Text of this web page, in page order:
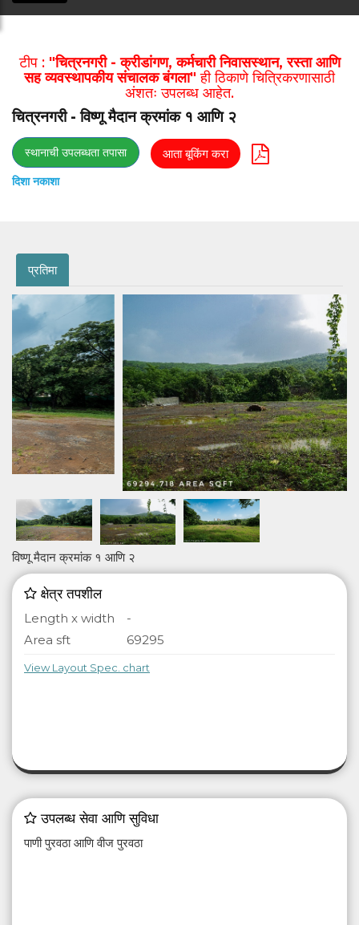
टीप : "चित्रनगरी - क्रीडांगण, कर्मचारी निवासस्थान, रस्ता आणि
सह व्यवस्थापकीय संचालक बंगला" ही ठिकाणे चित्रिकरणासाठी
अंशतः उपलब्ध आहेत.
चित्रनगरी - विष्णू मैदान क्रमांक १ आणि २
स्थानाची उपलब्धता तपासा आता बूकिंग करा
दिशा नकाशा
प्रतिमा
विष्णू मैदान क्रमांक १ आणि २
क्षेत्र तपशील
Length x width
-
Area sft
69295
View Layout Spec. chart
उपलब्ध सेवा आणि सुविधा
पाणी पुरवठा आणि वीज पुरवठा